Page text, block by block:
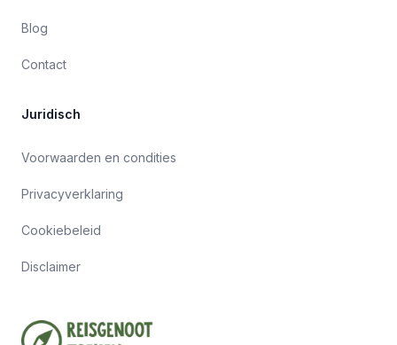
Blog
Contact
Juridisch
Voorwaarden en condities
Privacyverklaring
Cookiebeleid
Disclaimer